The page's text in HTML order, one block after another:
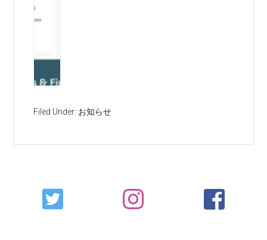
Filed Under: お知らせ
Primary
Sidebar